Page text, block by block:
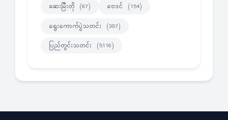
ဆေးမြီးတို (87) ဗေဒင် (154)
ရွေးကောက်ပွဲသတင်း (397)
ပြည်တွင်းသတင်း (5116)